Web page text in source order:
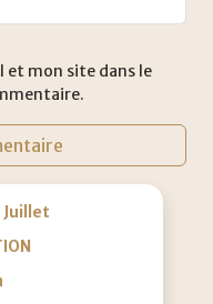
mon site dans le
Juillet